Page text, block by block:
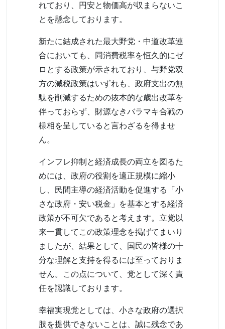
れており、円安と物価高が収まらないこ
とを懸念しております。
新たに結成された最大野党・中道改革連
合においても、同消費税率を恒久的にゼ
ロとする政策が示されており、与野党双
方の減税政策はいずれも、政府支出の無
駄を削減するための抜本的な歳出改革を
伴っておらず、財源なきバラマキ合戦の
様相を呈していると言わざるを得ませ
ん。
インフレ抑制と経済成長の両立を図るた
めには、政府の役割を適正規模に縮小
し、民間主導の経済活動を促進する「小
さな政府・安い税金」を基本とする経済
政策が不可欠であると考えます。立党以
来一貫してこの政策理念を掲げてまいり
ましたが、結果として、国民の皆様の十
分な理解と支持を得るには至っておりま
せん。この点について、党として深く責
任を認識しております。
幸福実現党としては、小さな政府の選択
肢を提供できないことは、誠に残念であ